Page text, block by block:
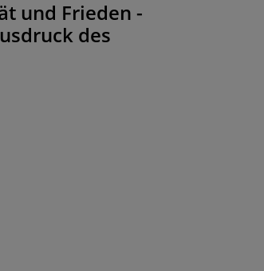
und Frieden -
des